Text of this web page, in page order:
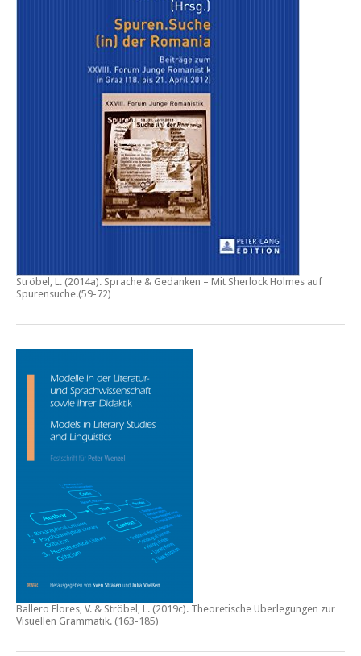
Ströbel, L. (2014a). Sprache & Gedanken – Mit Sherlock Holmes auf
Spurensuche.(59-72)
Ballero Flores, V. & Ströbel, L. (2019c). Theoretische Überlegungen zur
Visuellen Grammatik. (163-185)